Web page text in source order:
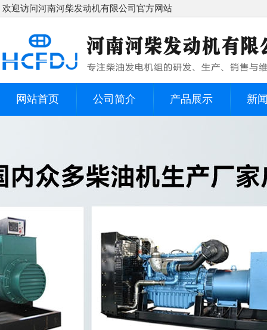
欢迎访问河南河柴发动机有限公司官方网站
网站首页 公司简介 产品展示 新